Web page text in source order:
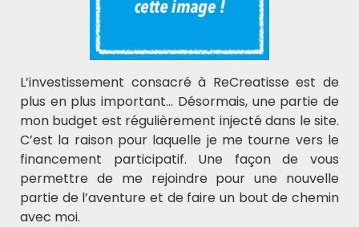
Séquence SYMETRIE – CP / CE1 / CE2 |
ReCreatissedit :
26 février 2014 à 19 h 36 min
Bonnes découvertes Chantal !
Répondre
Ping : GEOMETRIE : Tracés à la règle – Points et
L’investissement consacré à ReCreatisse est de
plus en plus important… Désormais, une partie de
mon budget est régulièrement injecté dans le site.
C’est la raison pour laquelle je me tourne vers le
financement participatif. Une façon de vous
permettre de me rejoindre pour une nouvelle
partie de l’aventure et de faire un bout de chemin
avec moi.